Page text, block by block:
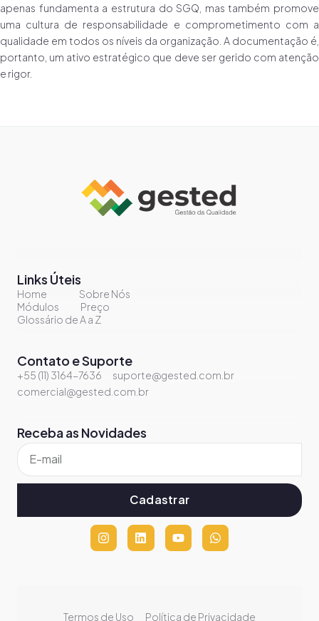
apenas fundamenta a estrutura do SGQ, mas também promove
uma cultura de responsabilidade e comprometimento com a
qualidade em todos os níveis da organização. A documentação é,
portanto, um ativo estratégico que deve ser gerido com atenção
e rigor.
Receba as Novidades
Cadastrar
Links Úteis
Home
Sobre Nós
Módulos
Preço
Glossário de A a Z
Contato e Suporte
+55 (11) 3164-7636
suporte@gested.com.br
comercial@gested.com.br
Termos de Uso Política de Privacidade